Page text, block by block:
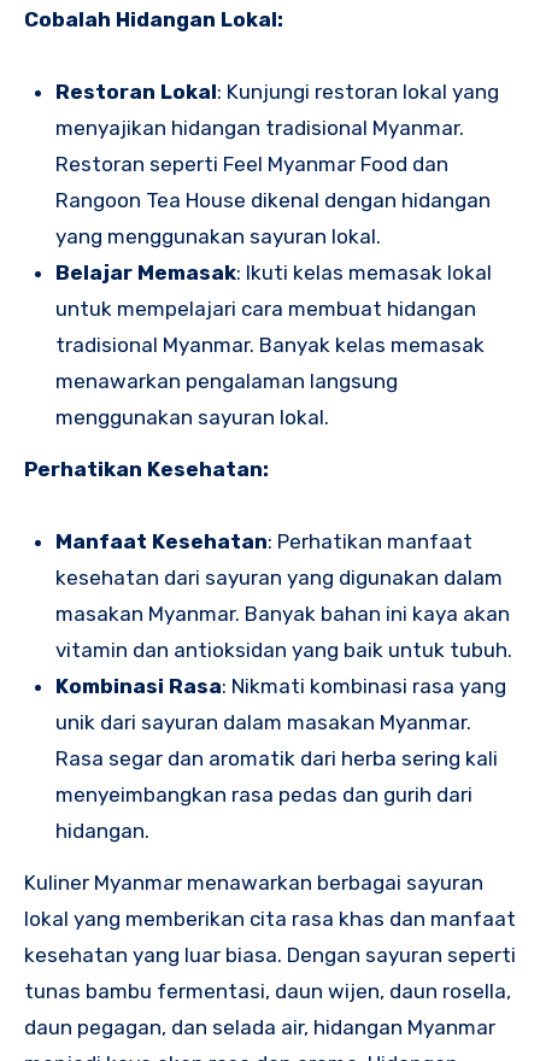
Cobalah Hidangan Lokal:
Restoran Lokal: Kunjungi restoran lokal yang
menyajikan hidangan tradisional Myanmar.
Restoran seperti Feel Myanmar Food dan
Rangoon Tea House dikenal dengan hidangan
yang menggunakan sayuran lokal.
Belajar Memasak: Ikuti kelas memasak lokal
untuk mempelajari cara membuat hidangan
tradisional Myanmar. Banyak kelas memasak
menawarkan pengalaman langsung
menggunakan sayuran lokal.
Perhatikan Kesehatan:
Manfaat Kesehatan: Perhatikan manfaat
kesehatan dari sayuran yang digunakan dalam
masakan Myanmar. Banyak bahan ini kaya akan
vitamin dan antioksidan yang baik untuk tubuh.
Kombinasi Rasa: Nikmati kombinasi rasa yang
unik dari sayuran dalam masakan Myanmar.
Rasa segar dan aromatik dari herba sering kali
menyeimbangkan rasa pedas dan gurih dari
hidangan.
Kuliner Myanmar menawarkan berbagai sayuran
lokal yang memberikan cita rasa khas dan manfaat
kesehatan yang luar biasa. Dengan sayuran seperti
tunas bambu fermentasi, daun wijen, daun rosella,
daun pegagan, dan selada air, hidangan Myanmar